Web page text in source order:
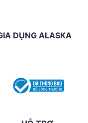
DỤNG ALASKA